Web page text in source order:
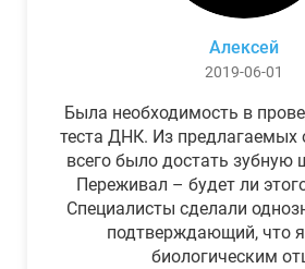
Алексей
2019-06-01
Была необходимость в
теста ДНК. Из предлагаемых
всего было достать зубную
Переживал – будет ли
Специалисты сделали
подтверждающий, что
биологическим